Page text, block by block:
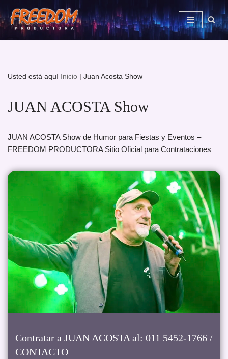
Saltar
al
Usted está aquí Inicio | Juan Acosta Show
JUAN ACOSTA Show
JUAN ACOSTA Show de Humor para Fiestas y Eventos –
FREEDOM PRODUCTORA Sitio Oficial para Contrataciones
Contratar a JUAN ACOSTA al: 011 5452-1766 /
CONTACTO